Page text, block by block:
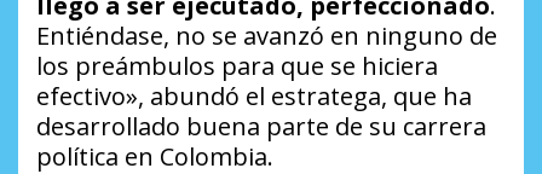
Entiéndase, no se avanzó en ninguno de
los preámbulos para que se hiciera
efectivo», abundó el estratega, que ha
desarrollado buena parte de su carrera
política en Colombia.